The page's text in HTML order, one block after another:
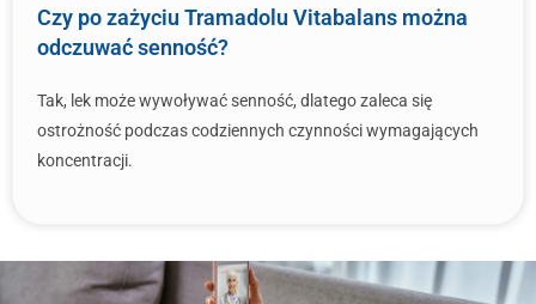
Czy po zażyciu Tramadolu Vitabalans można
odczuwać senność?
Tak, lek może wywoływać senność, dlatego zaleca się
ostrożność podczas codziennych czynności wymagających
koncentracji.